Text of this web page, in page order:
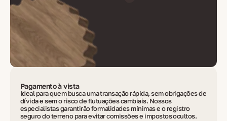
Pagamento à vista
Ideal para quem busca uma transação rápida, sem obrigações de
dívida e sem o risco de flutuações cambiais. Nossos
especialistas garantirão formalidades mínimas e o registro
seguro do terreno para evitar comissões e impostos ocultos.